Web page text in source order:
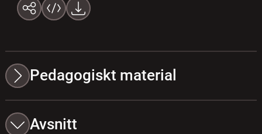
Pedagogiskt material
Avsnitt